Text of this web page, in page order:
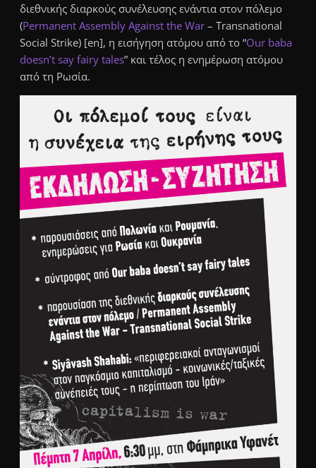
διεθνικής διαρκούς συνέλευσης ενάντια στον πόλεμο
(Permanent Assembly Against the War – Transnational
Social Strike) [en], η εισήγηση ατόμου από το “Our baba
doesn’t say fairy tales” και τέλος η ενημέρωση ατόμου
από τη Ρωσία.